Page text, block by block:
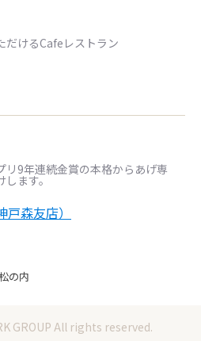
だけるCafeレストラン
リ9年連続金賞の本格からあげ専
ます。
戸森友店）
の内
GROUP All rights reserved.